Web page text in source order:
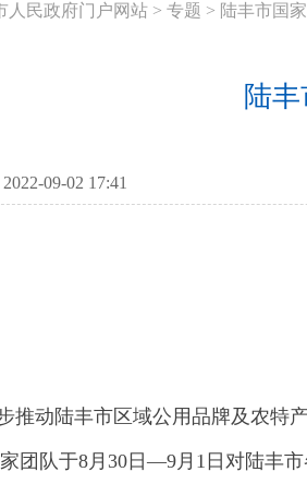
人民政府门户网站 > 专题 > 陆丰市国
陆
2022-09-02 17:41
推动陆丰市区域公用品牌及农特
团队于8月30日—9月1日对陆丰